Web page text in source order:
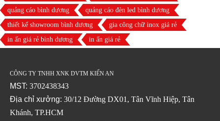
quảng cáo bình dương
quảng cáo đèn led bình dương
thiết kế showroom bình dương
gia công chữ inox giá rẻ
in ấn giá rẻ bình dương
in ấn giá rẻ
CÔNG TY TNHH XNK DVTM KIẾN AN
MST: 3702438343
Địa chỉ xưởng: 30/12 Đường DX01, Tân Vĩnh Hiệp, Tân
Khánh, TP.HCM